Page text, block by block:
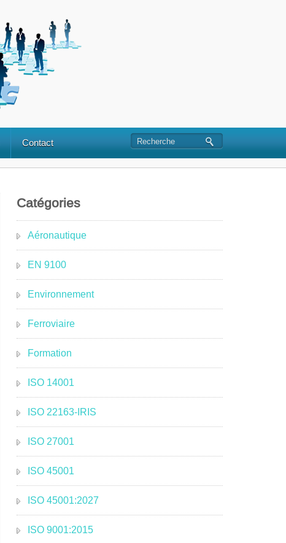
Contact
Catégories
Aéronautique
EN 9100
Environnement
Ferroviaire
Formation
ISO 14001
ISO 22163-IRIS
ISO 27001
ISO 45001
ISO 45001:2027
ISO 9001:2015